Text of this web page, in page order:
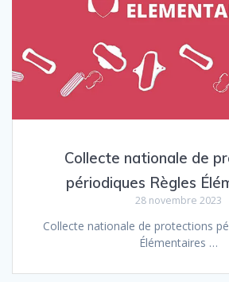
Collecte nationale de
périodiques Règles
28 novembre 2023
Collecte nationale de protections
Élémentaires …